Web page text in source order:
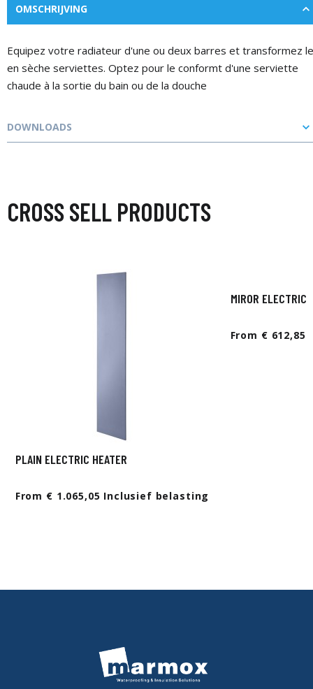
OMSCHRIJVING
Equipez votre radiateur d'une ou deux barres et transformez le
en sèche serviettes. Optez pour le conformt d'une serviette
chaude à la sortie du bain ou de la douche
DOWNLOADS
CROSS SELL PRODUCTS
PLAIN ELECTRIC HEATER
From € 1.065,05 Inclusief belasting
MIROR ELECTRIC
From €